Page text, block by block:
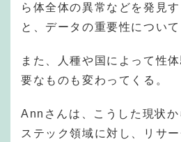
ら体全体の異常などを発見
と、データの重要性につい
また、人種や国によって性
要なものも変わってくる。
Annさんは、こうした現状か
ステック領域に対し、リサ